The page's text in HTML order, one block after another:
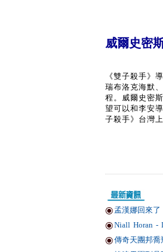
威爾史密
《雙子殺手》
瑞布洛克海默
程。威爾史密
望可以和李安
子殺手》台灣
孟漢娜回來了
Niall Horan -
傳奇天團邦喬